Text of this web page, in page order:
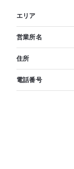
エリア
営業所名
住所
電話番号